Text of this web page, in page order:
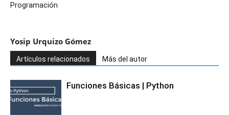
Programación
Yosip Urquizo Gómez
Artículos relacionados Más del autor
Funciones Básicas | Python